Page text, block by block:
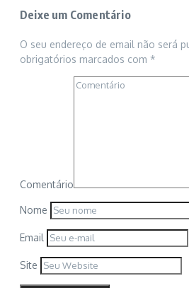
Deixe um Comentário
O seu endereço de email não será
obrigatórios marcados com *
Comentário
Nome
Email
Site